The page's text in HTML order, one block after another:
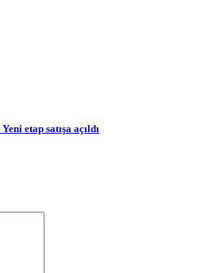
etap satışa açıldı